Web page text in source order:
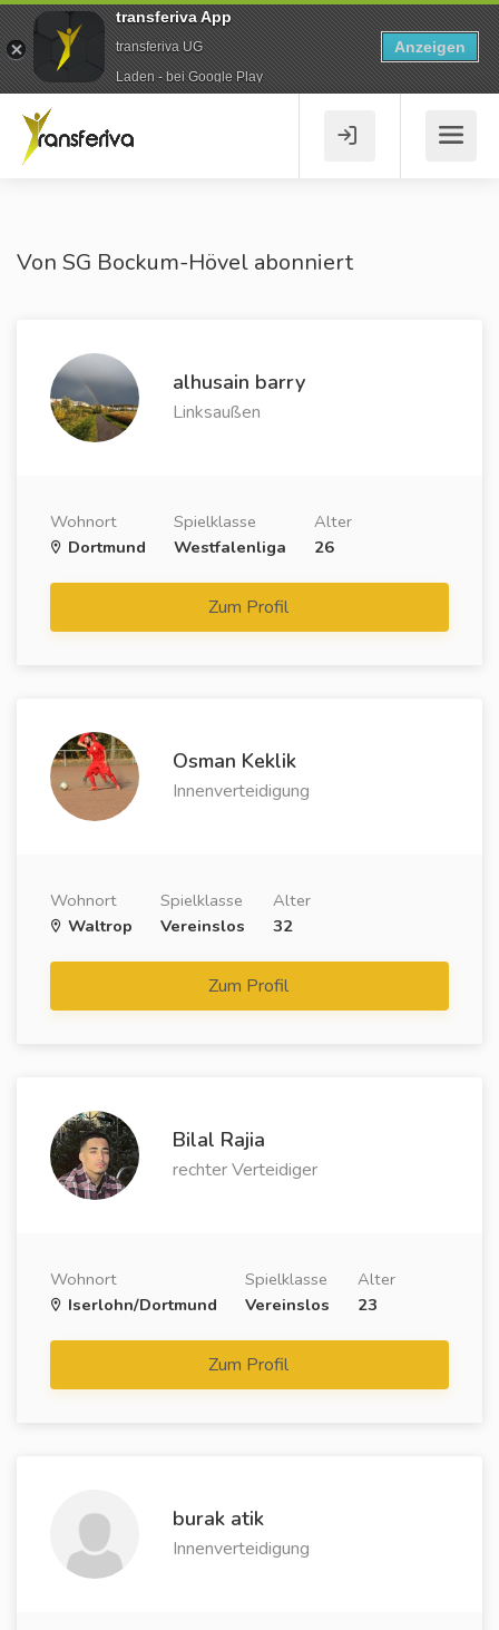
Von SG Bockum-Hövel abonniert
alhusain barry
Linksaußen
Wohnort
Dortmund
Spielklasse
Westfalenliga
Alter
26
Zum Profil
Osman Keklik
Innenverteidigung
Wohnort
Waltrop
Spielklasse
Vereinslos
Alter
32
Zum Profil
Bilal Rajia
rechter Verteidiger
Wohnort
Iserlohn/Dortmund
Spielklasse
Vereinslos
Alter
23
Zum Profil
burak atik
Innenverteidigung
transferiva App
transferiva UG
Laden - bei Google Play
Anzeigen